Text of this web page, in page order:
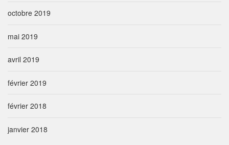
octobre 2019
mai 2019
avril 2019
février 2019
février 2018
janvier 2018